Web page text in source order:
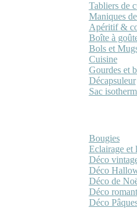
Tabliers de
Maniques
Apéritif &
Boîte à
Bols et
Cuisine
Gourdes et
Décapsuleur
Sac
Bougies
Eclairage et
Déco
Déco
Déco de
Déco
Déco